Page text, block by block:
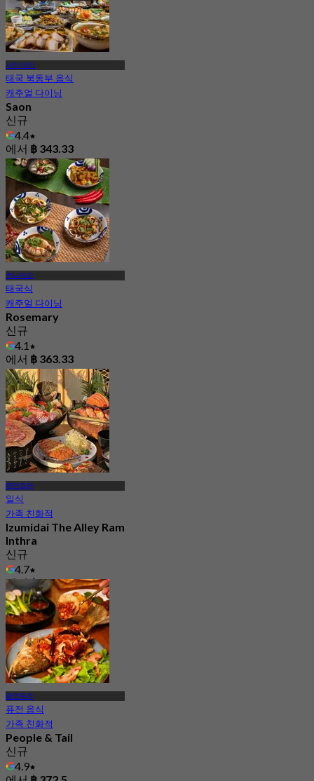
사이 마이
태국 북동부 음식
캐주얼 다이닝
Saon
신규
4.4
에서 ฿ 343.33
칸나야오
태국식
캐주얼 다이닝
Rosemary
신규
4.1
에서 ฿ 363.33
람인트라
일식
가족 친화적
Izumidai The Alley Ram
Inthra
신규
4.7
에서฿ 320
람인트라
퓨전 음식
가족 친화적
People & Tail
신규
4.9